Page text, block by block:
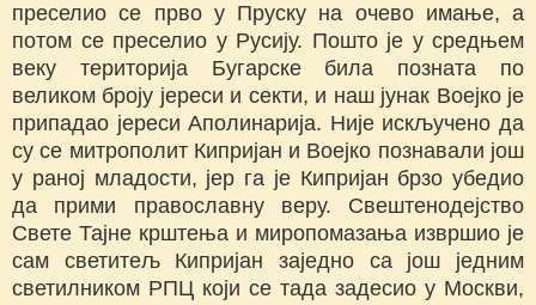
преселио се прво у Пруску на очево имање, а
потом се преселио у Русију. Пошто је у средњем
веку територија Бугарске била позната по
великом броју јереси и секти, и наш јунак Воејко је
припадао јереси Аполинарија. Није искључено да
су се митрополит Кипријан и Воејко познавали још
у раној младости, јер га је Кипријан брзо убедио
да прими православну веру. Свештенодејство
Свете Тајне крштења и миропомазања извршио је
сам светитељ Кипријан заједно са још једним
светилником РПЦ који се тада задесио у Москви,